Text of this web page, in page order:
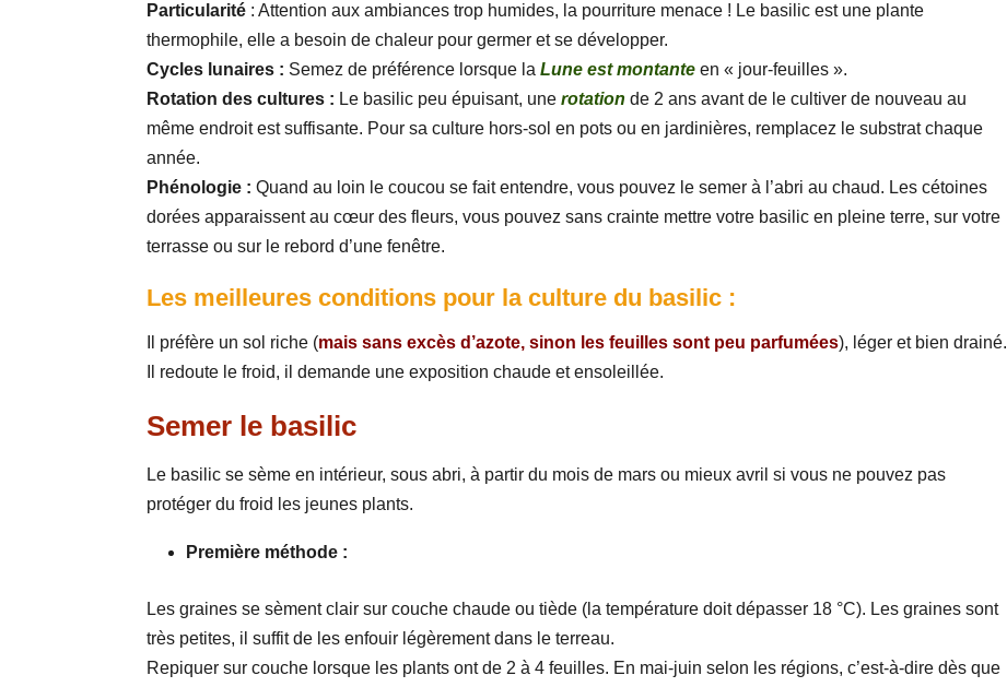
Particularité : Attention aux ambiances trop humides, la pourriture menace ! Le basilic est une plante
thermophile, elle a besoin de chaleur pour germer et se développer.
Cycles lunaires : Semez de préférence lorsque laLune est montante en « jour-feuilles ».
Rotation des cultures : Le basilic peu épuisant, unerotation de 2 ans avant de le cultiver de nouveau au
même endroit est suffisante. Pour sa culture hors-sol en pots ou en jardinières, remplacez le substrat chaque
année.
Phénologie : Quand au loin le coucou se fait entendre, vous pouvez le semer à l’abri au chaud. Les cétoines
dorées apparaissent au cœur des fleurs, vous pouvez sans crainte mettre votre basilic en pleine terre, sur votre
terrasse ou sur le rebord d’une fenêtre.
Les meilleures conditions pour la culture du basilic :
Il préfère un sol riche (mais sans excès d’azote, sinon les feuilles sont peu parfumées), léger et bien drainé.
Il redoute le froid, il demande une exposition chaude et ensoleillée.
Semer le basilic
Le basilic se sème en intérieur, sous abri, à partir du mois de mars ou mieux avril si vous ne pouvez pas
protéger du froid les jeunes plants.
Première méthode :
Les graines se sèment clair sur couche chaude ou tiède (la température doit dépasser 18 °C). Les graines sont
très petites, il suffit de les enfouir légèrement dans le terreau.
Repiquer sur couche lorsque les plants ont de 2 à 4 feuilles. En mai-juin selon les régions, c’est-à-dire dès que